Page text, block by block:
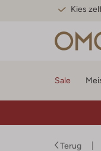
Kies
Sale
Terug